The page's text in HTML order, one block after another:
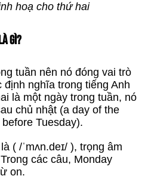
hoạ cho thứ hai
GÌ?
tuần nên nó đóng vai trò
nghĩa trong tiếng Anh
là một ngày trong tuần, nó
chủ nhật (a day of the
Tuesday).
( /ˈmʌn.deɪ/ ), trọng âm
các câu, Monday
on.